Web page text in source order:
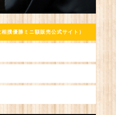
撲優勝ミニ額販売公式サイト）